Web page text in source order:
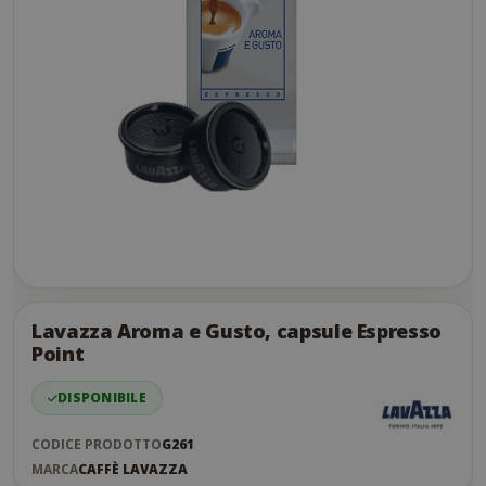
the
end
the
images
gallery
Lavazza Aroma e Gusto, capsule Espresso
Point
DISPONIBILE
CODICE PRODOTTOG261
MARCACAFFÈ LAVAZZA